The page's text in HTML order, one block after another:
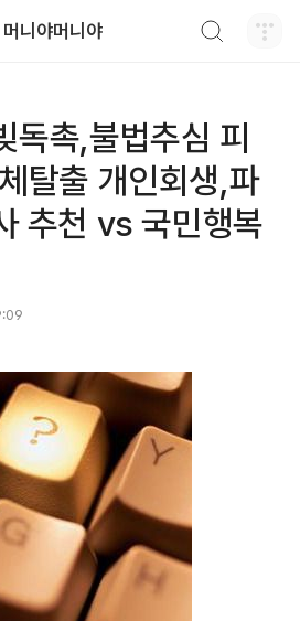
머니야머니야
독촉,불법추심 피
탈출 개인회생,파
추천 vs 국민행복